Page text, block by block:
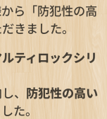
ら「防犯性の高
きました。
ティロックシリ
、 防犯性の高い
た。